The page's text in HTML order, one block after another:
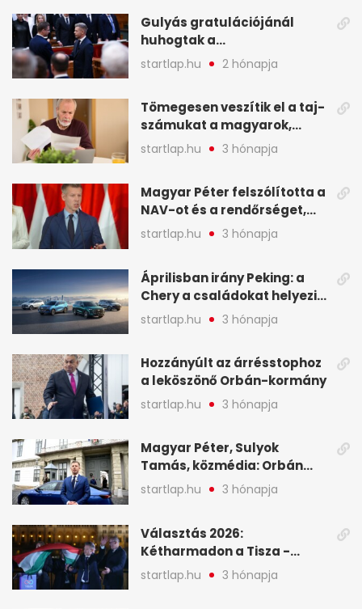
Gulyás gratulációjánál
huhogtak a
leghangosabban, miután
Magyart miniszterelnökké
legfontosabb hírei
képekben
startlap.hu 2 hónapja
Tömegesen veszítik el a taj-
számukat a magyarok,
sokak ellen eljárást indít a
NAV - A hét hírei képekben
startlap.hu 3 hónapja
Magyar Péter felszólította a
NAV-ot és a rendőrséget,
tartóztassák le a NER-es
oligarchákat - A hét
startlap.hu 3 hónapja
Áprilisban irány Peking: a
Chery a családokat helyezi
globális mobilitási
programja középpontjába
startlap.hu 3 hónapja
Hozzányúlt az árrésstophoz
a leköszönő Orbán-kormány
startlap.hu 3 hónapja
Magyar Péter, Sulyok
Tamás, közmédia: Orbán
Viktor április 13. óta hallgat,
közben pörögnek az
startlap.hu 3 hónapja
Választás 2026:
Kétharmadon a Tisza -
mutatjuk, hogyan alakulnak
a mandátumok
startlap.hu 3 hónapja